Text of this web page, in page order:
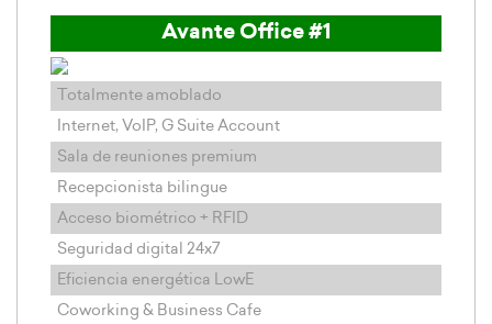
Avante Office #1
Totalmente amoblado
Internet, VoIP, G Suite Account
Sala de reuniones premium
Recepcionista bilingue
Acceso biométrico + RFID
Seguridad digital 24x7
Eficiencia energética LowE
Coworking & Business Cafe